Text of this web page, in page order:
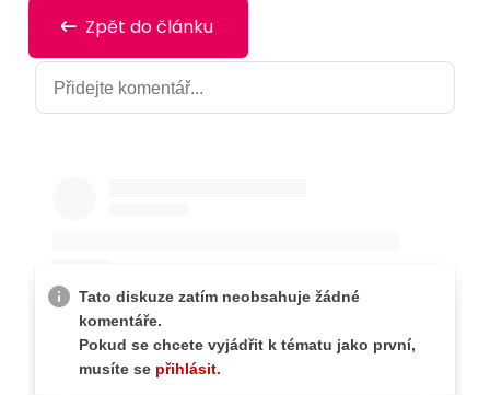
Zpět do článku